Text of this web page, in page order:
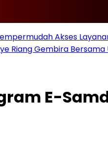
Akses
Riang Gembira Bersama
E-